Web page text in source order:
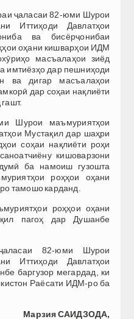
ҷаласаи 82-юми Шурои
Иттиҳоди Давлатҳои
ва бисёрҷонибаи
оҳани кишварҳои ИДМ
масъалаҳои зиёд
имтиёзҳо дар пешниҳоди
ва дигар масъалаҳои
дар соҳаи нақлиёти
Шурои маъмуриятҳои
Мустақил дар шаҳри
соҳаи нақлиёти роҳи
кишоварзони
ба намоиш гузошта
роҳҳои оҳани
тамошо карданд.
роҳҳои оҳани
пагоҳ дар Душанбе
82-юми Шурои
Иттиҳоди Давлатҳои
баргузор мегардад, ки
Раёсати ИДМ-ро ба
Марзия САИДЗОДА,